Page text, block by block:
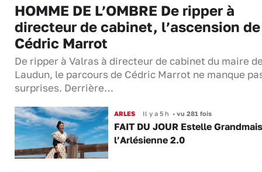
HOMME DE L’OMBRE De ripper à
directeur de cabinet, l’ascension de
Cédric Marrot
De ripper à Valras à directeur de cabinet du maire
Laudun, le parcours de Cédric Marrot ne manque
surprises. Derrière…
ARLES Il y a 5 h •vu 281 fois
FAIT DU JOUR Estelle
l’Arlésienne 2.0